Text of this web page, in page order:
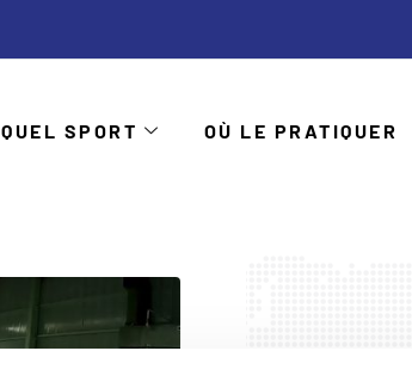
QUEL SPORT OÙ LE PRATIQUER